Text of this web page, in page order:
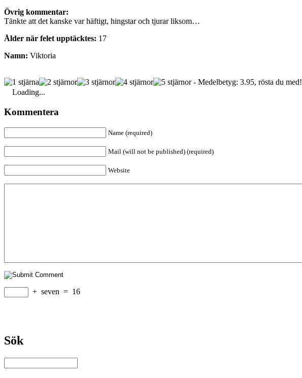
Övrig kommentar:
Tänkte att det kanske var häftigt, hingstar och tjurar liksom…
Ålder när felet upptäcktes: 17
Namn: Viktoria
- Medelbetyg: 3.95, rösta du med!
Loading...
Kommentera
Name (required)
Mail (will not be published) (required)
Website
+ seven = 16
Sök